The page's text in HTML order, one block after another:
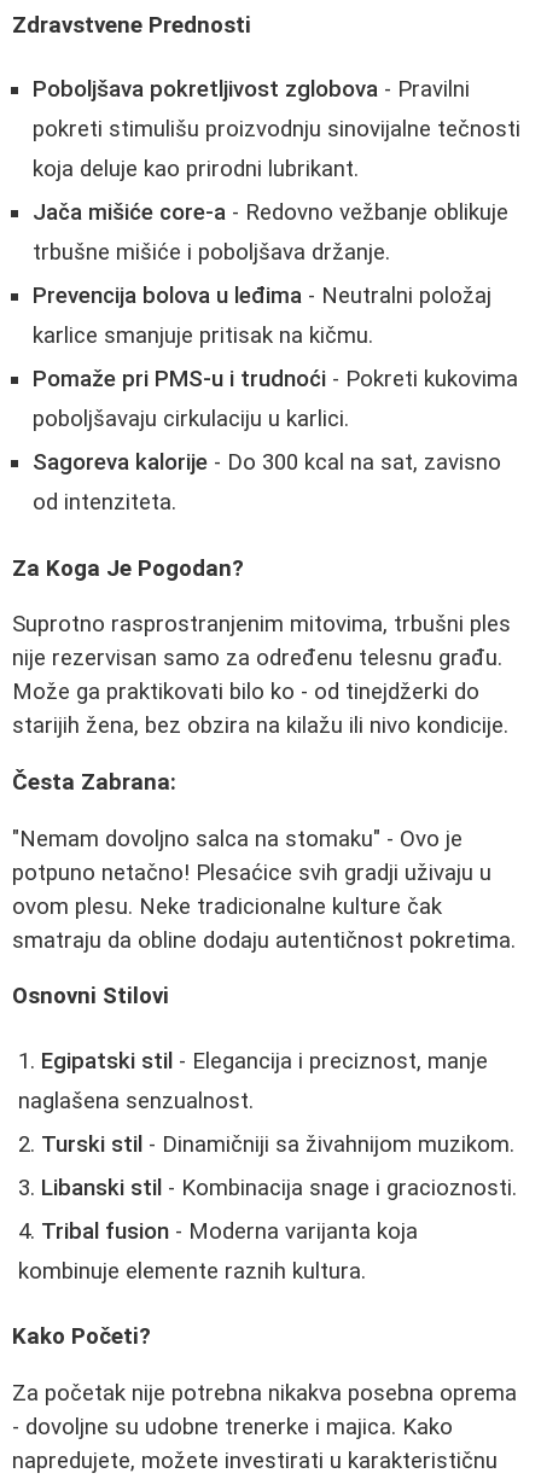
Zdravstvene Prednosti
Poboljšava pokretljivost zglobova - Pravilni
pokreti stimulišu proizvodnju sinovijalne tečnosti
koja deluje kao prirodni lubrikant.
Jača mišiće core-a - Redovno vežbanje oblikuje
trbušne mišiće i poboljšava držanje.
Prevencija bolova u leđima - Neutralni položaj
karlice smanjuje pritisak na kičmu.
Pomaže pri PMS-u i trudnoći - Pokreti kukovima
poboljšavaju cirkulaciju u karlici.
Sagoreva kalorije - Do 300 kcal na sat, zavisno
od intenziteta.
Za Koga Je Pogodan?
Suprotno rasprostranjenim mitovima, trbušni ples
nije rezervisan samo za određenu telesnu građu.
Može ga praktikovati bilo ko - od tinejdžerki do
starijih žena, bez obzira na kilažu ili nivo kondicije.
Česta Zabrana:
"Nemam dovoljno salca na stomaku" - Ovo je
potpuno netačno! Plesaćice svih gradji uživaju u
ovom plesu. Neke tradicionalne kulture čak
smatraju da obline dodaju autentičnost pokretima.
Osnovni Stilovi
Egipatski stil - Elegancija i preciznost, manje
naglašena senzualnost.
Turski stil - Dinamičniji sa živahnijom muzikom.
Libanski stil - Kombinacija snage i gracioznosti.
Tribal fusion - Moderna varijanta koja
kombinuje elemente raznih kultura.
Kako Početi?
Za početak nije potrebna nikakva posebna oprema
- dovoljne su udobne trenerke i majica. Kako
napredujete, možete investirati u karakterističnu